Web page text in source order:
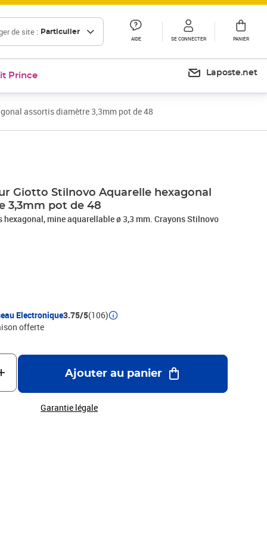
de site : Particulier
AIDE SE CONNECTER PANIER
Prince Laposte.net
assortis diamètre 3,3mm pot de 48
Giotto Stilnovo Aquarelle hexagonal
3,3mm pot de 48
hexagonal, mine aquarellable ø 3,3 mm. Crayons Stilnovo
Electronique3.75/5(106)
offerte
Ajouter au panier
Garantie légale